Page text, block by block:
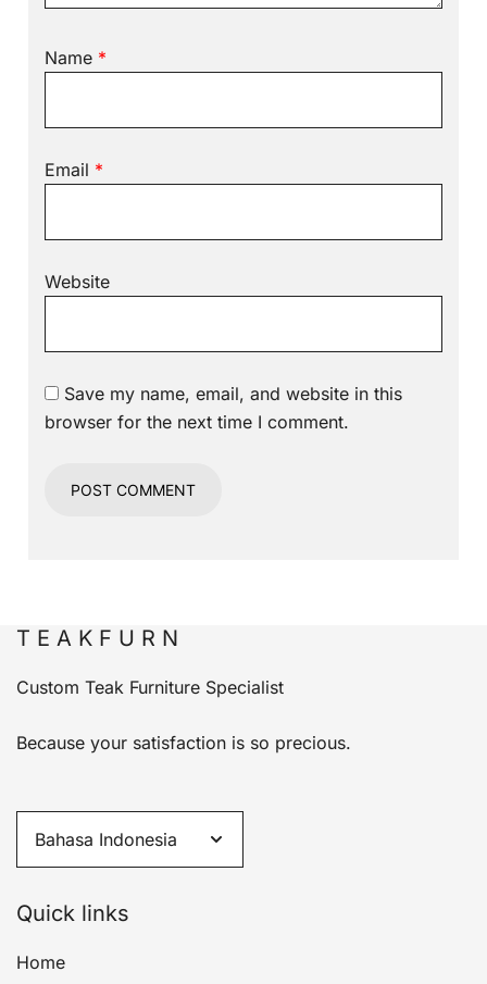
Name *
Email *
Website
Save my name, email, and website in this
browser for the next time I comment.
T E A K F U R N
Custom Teak Furniture Specialist
Because your satisfaction is so precious.
Quick links
Home